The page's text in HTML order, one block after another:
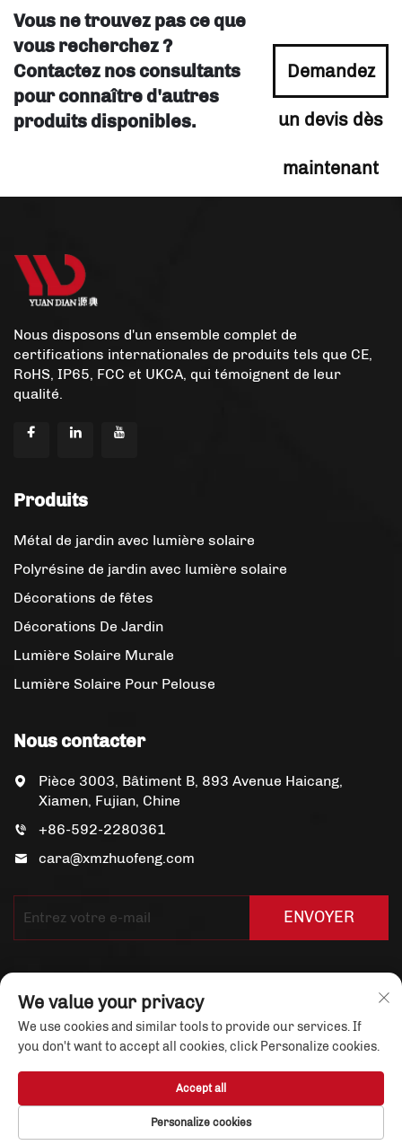
Vous ne trouvez pas ce que
vous recherchez ?
Contactez nos consultants
pour connaître d'autres
produits disponibles.
Demandez
un devis dès
maintenant
Nous disposons d'un ensemble complet de
certifications internationales de produits tels que CE,
RoHS, IP65, FCC et UKCA, qui témoignent de leur
qualité.
Produits
Métal de jardin avec lumière solaire
Polyrésine de jardin avec lumière solaire
Décorations de fêtes
Décorations De Jardin
Lumière Solaire Murale
Lumière Solaire Pour Pelouse
Nous contacter
Pièce 3003, Bâtiment B, 893 Avenue Haicang,
Xiamen, Fujian, Chine
+86-592-2280361
cara@xmzhuofeng.com
ENVOYER
Politique de confidentialité
À propos de nous Actualités
Nous contacter
Blogue
We value your privacy
We use cookies and similar tools to provide our services. If
you don't want to accept all cookies, click Personalize cookies.
Personalize cookies
Accept all